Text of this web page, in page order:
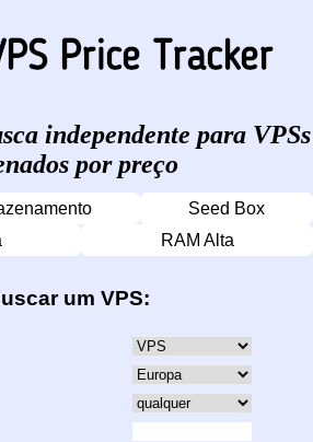
independente para VPSs
por preço
Seed Box
RAM Alta
um VPS: